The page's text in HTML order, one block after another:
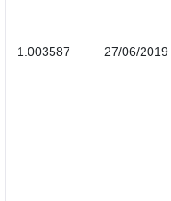
1.003587 27/06/2019